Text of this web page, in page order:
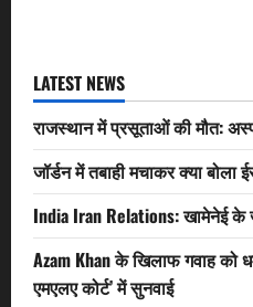
LATEST NEWS
राजस्थान में प्रसूताओं की मौत:
जॉर्डन में तबाही मचाकर क्या बोला
India Iran Relations: खामेनेई
Azam Khan के खिलाफ गवाह को
एमएलए कोर्ट’ में सुनवाई